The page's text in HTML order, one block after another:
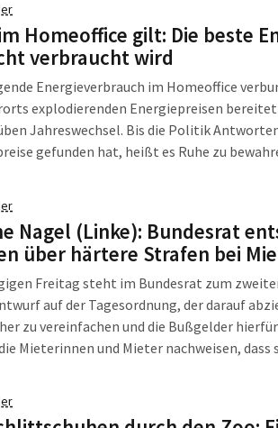
vergangenen Juni im Landtag eingefordert
Homeoffice gilt: Die beste
verbraucht wird
Energieverbrauch im Homeoffice
explodierenden Energiepreisen
Jahreswechsel. Bis die Politik
gefunden hat, heißt es Ruhe zu
Nagel (Linke): Bundesrat
über härtere Strafen bei
Freitag steht im Bundesrat zum
auf der Tagesordnung, der darauf
zu vereinfachen und die Bußgelder
Mieterinnen und Mieter nachweisen, dass